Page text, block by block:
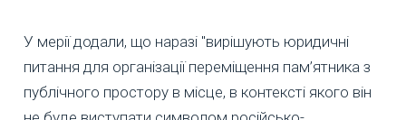
У мерії додали, що наразі "вирішують юридичні
питання для організації переміщення пам’ятника з
публічного простору в місце, в контексті якого він